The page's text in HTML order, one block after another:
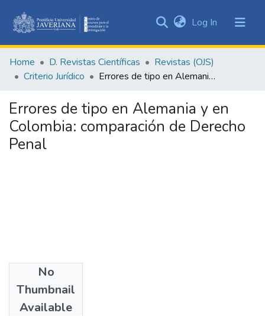
&
Collections
Statistics
Log In (current)
Home D. Revistas Científicas
Revistas (OJS)
Criterio Jurídico
Errores de tipo en Alemania y en Colombia: comparación de Derecho Penal
Errores de tipo en Alemania y en
Colombia: comparación de Derecho
Penal
No
Thumbnail
Available
Authors
Bott, Ingo